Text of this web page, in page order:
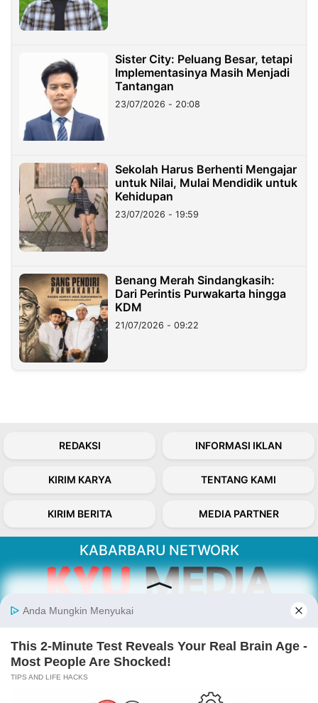
Sister City: Peluang Besar, tetapi
Implementasinya Masih Menjadi
Tantangan
23/07/2026 - 20:08
Sekolah Harus Berhenti Mengajar
untuk Nilai, Mulai Mendidik untuk
Kehidupan
23/07/2026 - 19:59
Benang Merah Sindangkasih:
Dari Perintis Purwakarta hingga
KDM
21/07/2026 - 09:22
REDAKSI INFORMASI IKLAN
KIRIM KARYA TENTANG KAMI
KIRIM BERITA MEDIA PARTNER
KABARBARU NETWORK
Kabarbaru.co menyajikan berita aktual dan